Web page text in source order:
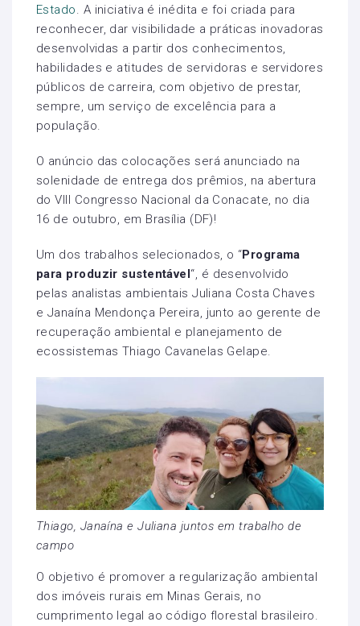
Estado. A iniciativa é inédita e foi criada para
reconhecer, dar visibilidade a práticas inovadoras
desenvolvidas a partir dos conhecimentos,
habilidades e atitudes de servidoras e servidores
públicos de carreira, com objetivo de prestar,
sempre, um serviço de excelência para a
população.
O anúncio das colocações será anunciado na
solenidade de entrega dos prêmios, na abertura
do VIII Congresso Nacional da Conacate, no dia
16 de outubro, em Brasília (DF)!
Um dos trabalhos selecionados, o “Programa
para produzir sustentável“, é desenvolvido
pelas analistas ambientais Juliana Costa Chaves
e Janaína Mendonça Pereira, junto ao gerente de
recuperação ambiental e planejamento de
ecossistemas Thiago Cavanelas Gelape.
Thiago, Janaína e Juliana juntos em trabalho de
campo
O objetivo é promover a regularização ambiental
dos imóveis rurais em Minas Gerais, no
cumprimento legal ao código florestal brasileiro.